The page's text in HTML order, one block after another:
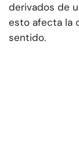
derivados de
esto afecta la
sentido.